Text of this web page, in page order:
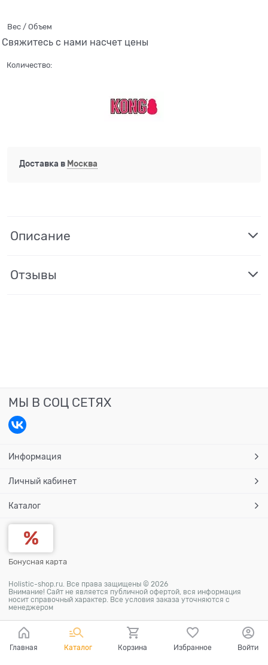
Вес / Объем
Свяжитесь с нами насчет цены
Количество:
Доставка в Москва
Описание
Отзывы
МЫ В СОЦ СЕТЯХ
Информация
Личный кабинет
Каталог
Бонусная карта
Holistic-shop.ru. Все права защищены © 2026
Внимание! Сайт не является публичной офертой, вся информация
носит справочный характер. Все условия заказа уточняются с
менеджером
Главная Каталог Корзина Избранное Войти